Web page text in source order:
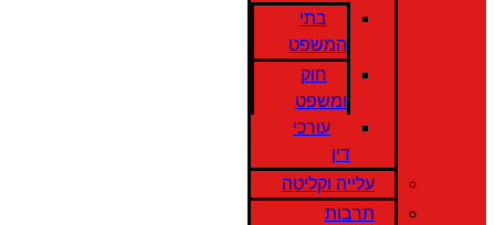
בתי
המשפט
חוק
ומשפט
עורכי
דין
עלייה וקליטה
תרבות